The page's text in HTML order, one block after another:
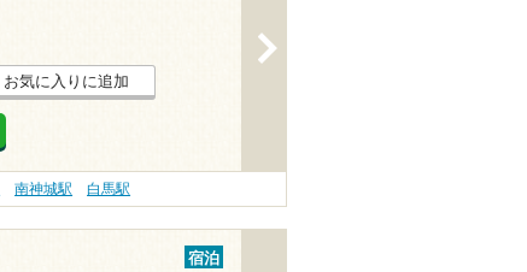
お気に入りに追加
南神城駅 白馬駅
宿泊